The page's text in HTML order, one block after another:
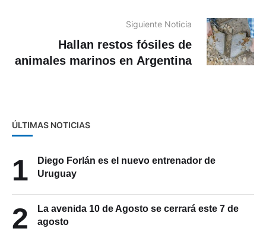
Siguiente Noticia
Hallan restos fósiles de
animales marinos en Argentina
ÚLTIMAS NOTICIAS
1
Diego Forlán es el nuevo entrenador de
Uruguay
2
La avenida 10 de Agosto se cerrará este 7 de
agosto